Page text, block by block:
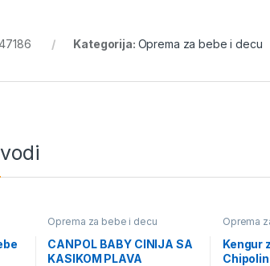
Kategorija: Oprema za bebe i decu
Oprema za bebe i decu
CANPOL BABY CINIJA SA
KASIKOM PLAVA
Oprema
Kengur